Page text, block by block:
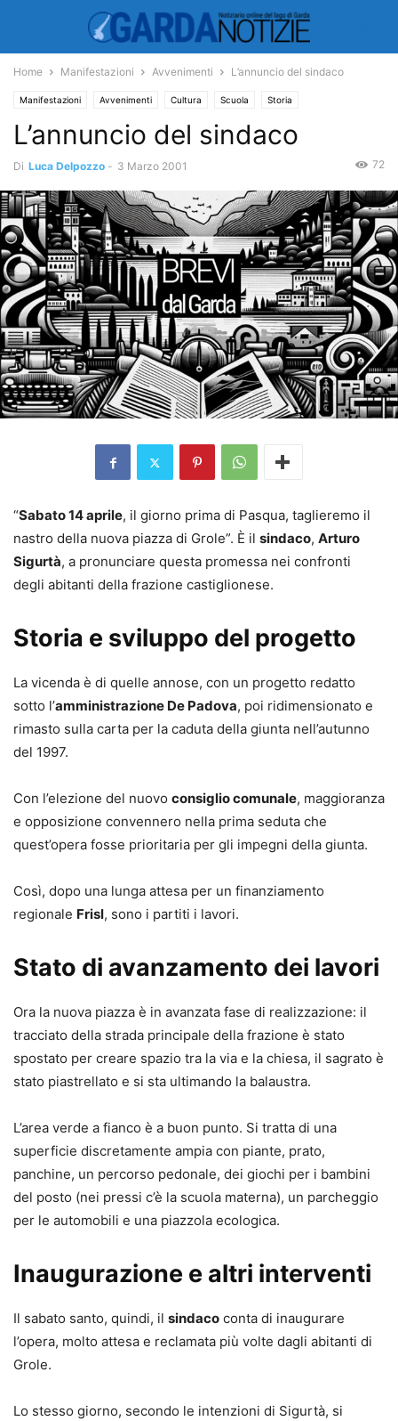
Home Manifestazioni Avvenimenti L’annuncio del sindaco
Manifestazioni Avvenimenti Cultura Scuola Storia
L’annuncio del sindaco
Di Luca Delpozzo - 3 Marzo 2001 72
“Sabato 14 aprile, il giorno prima di Pasqua, taglieremo il
nastro della nuova piazza di Grole”. È il sindaco, Arturo
Sigurtà, a pronunciare questa promessa nei confronti
degli abitanti della frazione castiglionese.
Storia e sviluppo del progetto
La vicenda è di quelle annose, con un progetto redatto
sotto l’amministrazione De Padova, poi ridimensionato e
rimasto sulla carta per la caduta della giunta nell’autunno
del 1997.
Con l’elezione del nuovo consiglio comunale, maggioranza
e opposizione convennero nella prima seduta che
quest’opera fosse prioritaria per gli impegni della giunta.
Così, dopo una lunga attesa per un finanziamento
regionale Frisl, sono i partiti i lavori.
Stato di avanzamento dei lavori
Ora la nuova piazza è in avanzata fase di realizzazione: il
tracciato della strada principale della frazione è stato
spostato per creare spazio tra la via e la chiesa, il sagrato è
stato piastrellato e si sta ultimando la balaustra.
L’area verde a fianco è a buon punto. Si tratta di una
superficie discretamente ampia con piante, prato,
panchine, un percorso pedonale, dei giochi per i bambini
del posto (nei pressi c’è la scuola materna), un parcheggio
per le automobili e una piazzola ecologica.
Inaugurazione e altri interventi
Il sabato santo, quindi, il sindaco conta di inaugurare
l’opera, molto attesa e reclamata più volte dagli abitanti di
Grole.
Lo stesso giorno, secondo le intenzioni di Sigurtà, si